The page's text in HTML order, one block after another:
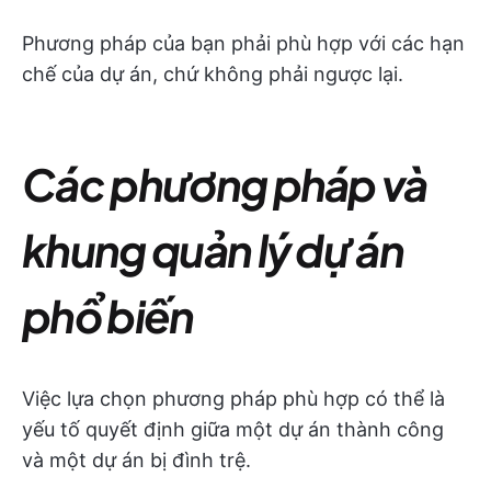
Phương pháp của bạn phải phù hợp với các hạn
chế của dự án, chứ không phải ngược lại.
Các phương pháp và
khung quản lý dự án
phổ biến
Việc lựa chọn phương pháp phù hợp có thể là
yếu tố quyết định giữa một dự án thành công
và một dự án bị đình trệ.